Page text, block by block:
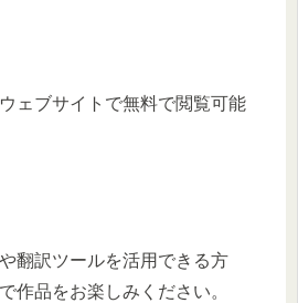
ェブサイトで無料で閲覧可能
翻訳ツールを活用できる方
作品をお楽しみください。